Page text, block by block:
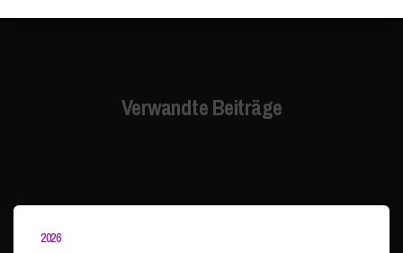
Verwandte Beiträge
2026